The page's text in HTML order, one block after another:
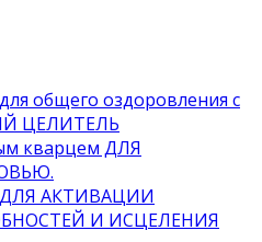
общего оздоровления с
ЦЕЛИТЕЛЬ
кварцем ДЛЯ
ДЛЯ АКТИВАЦИИ
И ИСЦЕЛЕНИЯ